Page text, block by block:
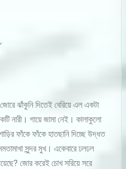
ঝাঁকুনি দিতেই বেরিয়ে এল একটা
নারী। গায়ে জামা নেই। কালাকুলো
ফাঁকে ফাঁকে হাতছানি দিচ্ছে উদ্ধত
সুন্দর মুখ। একেবারে ঢলঢল
জোর করেই চোখ সরিয়ে সরে